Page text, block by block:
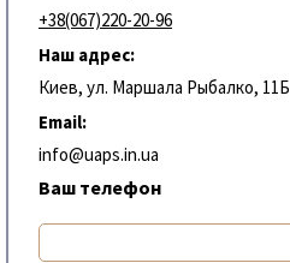
+38(067)220-20-96
Наш адрес:
Киев, ул. Маршала Рыбалко, 11Б
Email:
info@uaps.in.ua
Ваш телефон